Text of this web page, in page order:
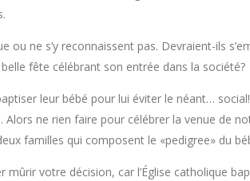
ou ne s’y reconnaissent pas. Devraient-ils
fête célébrant son entrée dans la société?
leur bébé pour lui éviter le néant…
ne rien faire pour célébrer la venue de
familles qui composent le «pedigree» du
votre décision, car l’Église catholique